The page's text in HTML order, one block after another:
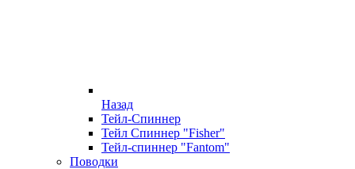
Назад
Тейл-Спиннер
Тейл Спиннер "Fisher"
Тейл-спиннер "Fantom"
Поводки